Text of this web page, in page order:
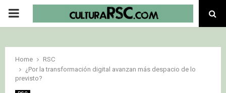
PRIMARY
Home
RSC
¿Por la transformación digital avanzan más despacio de lo
previsto?